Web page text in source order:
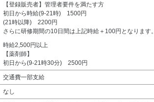
【登録販売者】管理者要件を満たす方
初日から時給(9-21時) 1500円
(21時以降) 2200円
さらに研修期間の10日間は上記時給＋100円となります。
時給2,500円以上
【薬剤師】
初日から(9-21時30分) 2500円
交通費一部支給
なし